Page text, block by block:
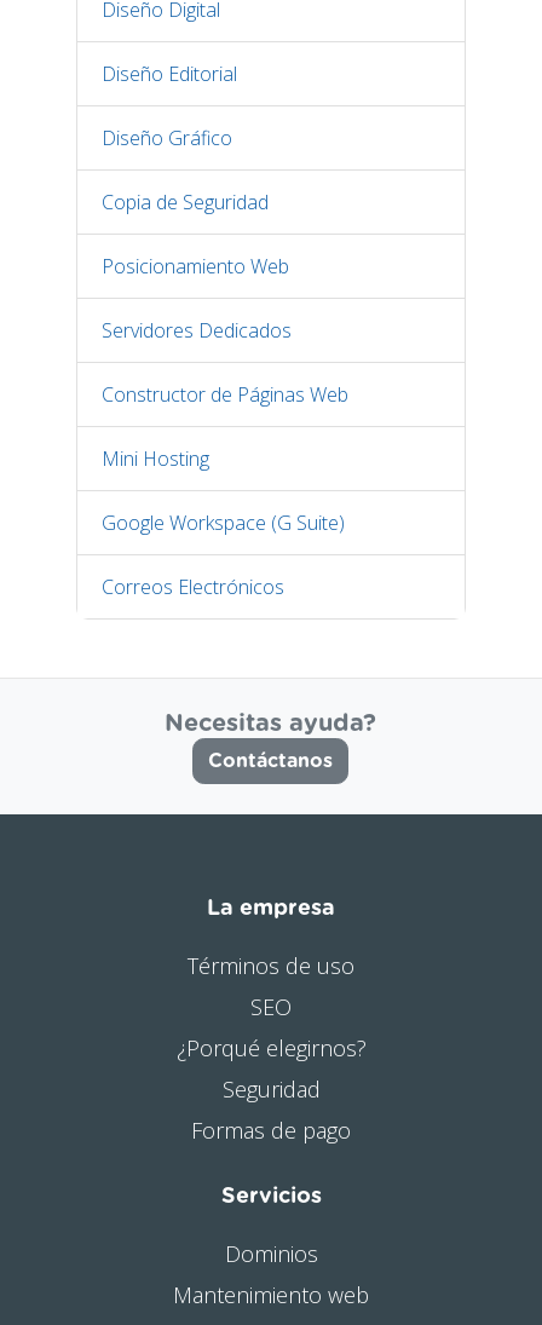
Diseño Digital
Diseño Editorial
Diseño Gráfico
Copia de Seguridad
Posicionamiento Web
Servidores Dedicados
Constructor de Páginas Web
Mini Hosting
Google Workspace (G Suite)
Correos Electrónicos
Necesitas ayuda?
Contáctanos
La empresa
Términos de uso
SEO
¿Porqué elegirnos?
Seguridad
Formas de pago
Servicios
Dominios
Mantenimiento web